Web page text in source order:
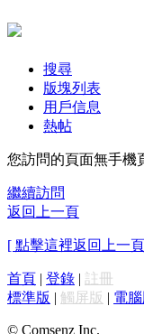
搜尋
版塊列表
用戶信息
熱帖
您訪問的頁面無手機
繼續訪問
返回上一頁
[ 點擊這裡返回上一
首頁 | 登錄 | 註冊
標準版 | 觸屏版 | 電腦
© Comsenz Inc.